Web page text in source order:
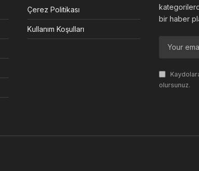
Çerez Politikası
Kullanım Koşulları
bir haber
olursunuz.